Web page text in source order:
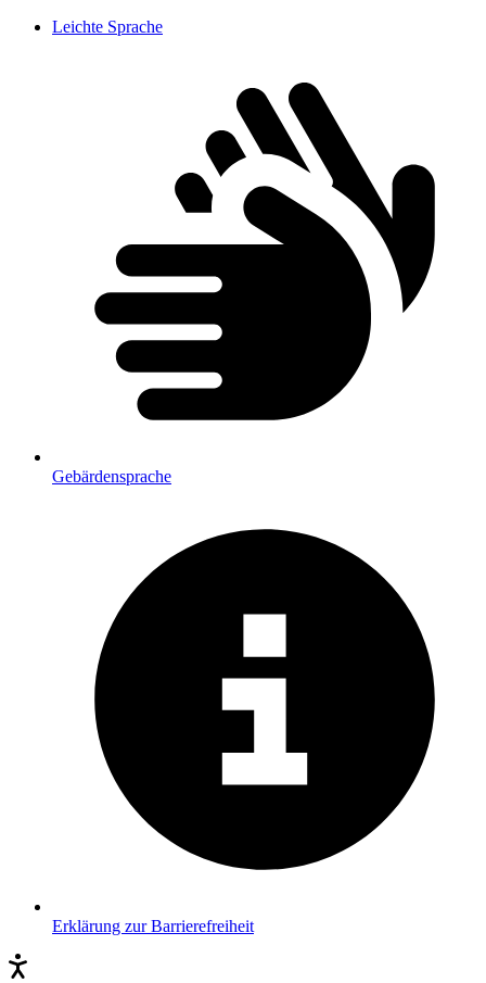
Leichte Sprache
Gebärdensprache
Erklärung zur Barrierefreiheit